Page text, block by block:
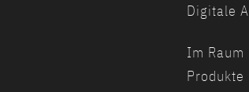
Digitale
Im